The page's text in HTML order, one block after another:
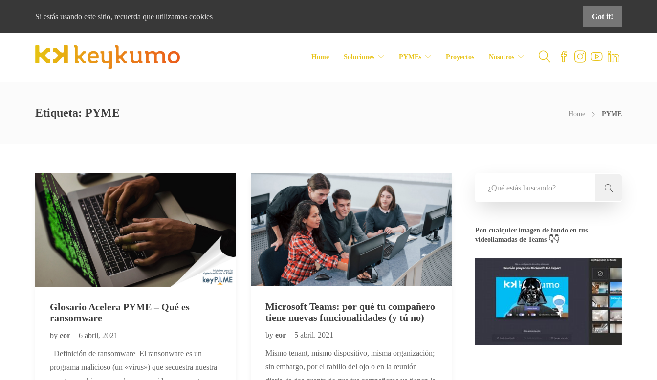
Si estás usando este sitio, recuerda que utilizamos cookies Got it!
Home Soluciones PYMEs Proyectos Nosotros
Etiqueta: PYME Home PYME
Glosario Acelera PYME – Qué es
ransomware
by eor 6 abril, 2021
Definición de ransomware El ransonware es un
programa malicioso (un «virus») que secuestra nuestra
Microsoft Teams: por qué tu compañero
tiene nuevas funcionalidades (y tú no)
by eor 5 abril, 2021
Mismo tenant, mismo dispositivo, misma organización;
sin embargo, por el rabillo del ojo o en la reunión
Pon cualquier imagen de fondo en tus
videollamadas de Teams 👇👇